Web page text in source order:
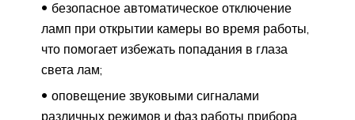
безопасное автоматическое отключение
ламп при открытии камеры во время работы,
что помогает избежать попадания в глаза
света лам;
оповещение звуковыми сигналами
различных режимов и фаз работы прибора.